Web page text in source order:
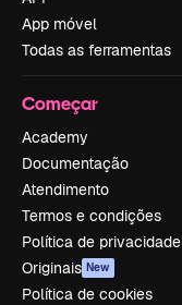
App móvel
Todas as ferramentas
Começar
Academy
Documentação
Atendimento
Termos e condições
Política de privacidade
Originais New
Política de cookies